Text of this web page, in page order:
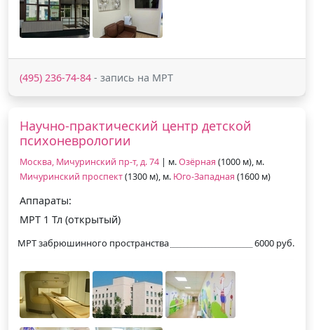
(495) 236-74-84 - запись на МРТ
Научно-практический центр детской
психоневрологии
Москва, Мичуринский пр-т, д. 74 | м.Озёрная (1000 м), м.
Мичуринский проспект(1300 м), м. Юго-Западная (1600 м)
Аппараты:
МРТ 1 Тл (открытый)
МРТ забрюшинного пространства 6000 руб.